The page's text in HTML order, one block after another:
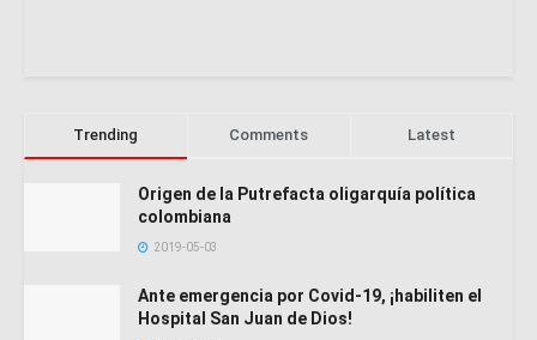
Trending Comments Latest
Origen de la Putrefacta oligarquía política
colombiana
2019-05-03
Ante emergencia por Covid-19, ¡habiliten el
Hospital San Juan de Dios!